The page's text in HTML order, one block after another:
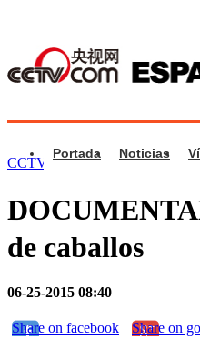
Portada Noticias
CCTV.com Español>Videos
de caballos
06-25-2015 08:40
Share on facebook Share on